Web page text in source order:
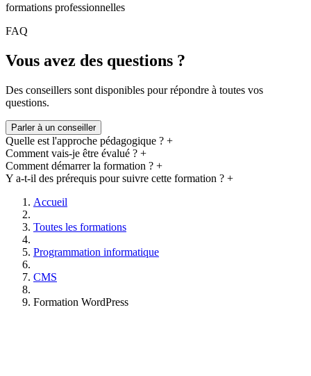
formations professionnelles
FAQ
Vous avez des questions ?
Des conseillers sont disponibles pour répondre à toutes vos
questions.
Parler à un conseiller
Quelle est l'approche pédagogique ? +
Comment vais-je être évalué ? +
Comment démarrer la formation ? +
Y a-t-il des prérequis pour suivre cette formation ? +
Accueil
Toutes les formations
Programmation informatique
CMS
Formation WordPress